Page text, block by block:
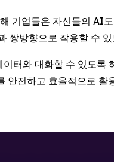
기업들은 자신들의
방향으로 작용할 수
터와 대화할 수 있도
전하고 효율적으로